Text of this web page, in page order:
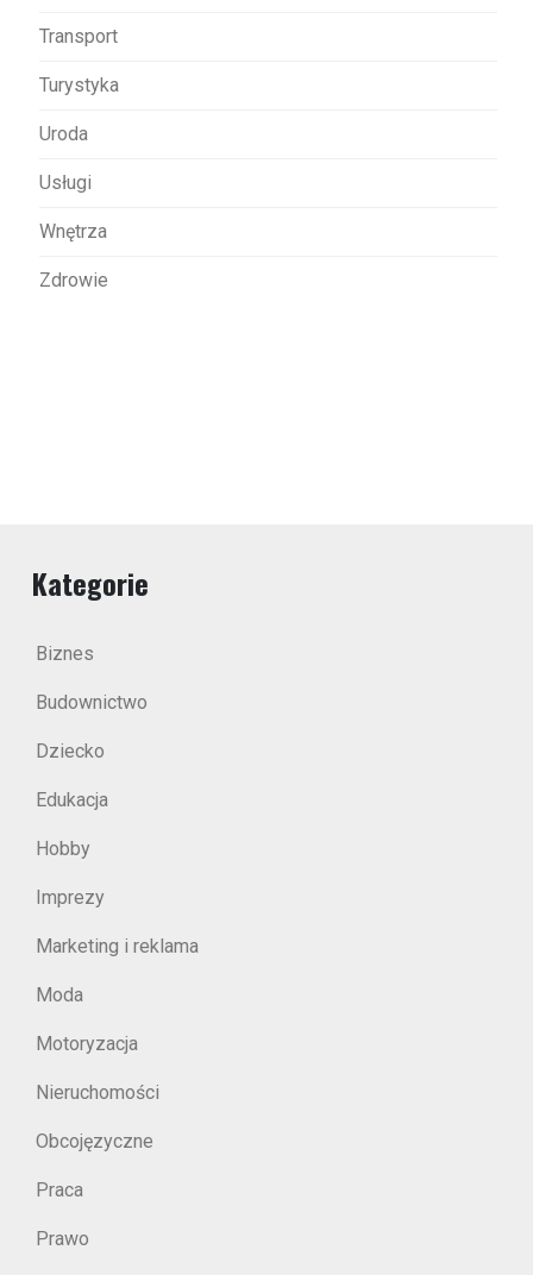
Transport
Turystyka
Uroda
Usługi
Wnętrza
Zdrowie
Kategorie
Biznes
Budownictwo
Dziecko
Edukacja
Hobby
Imprezy
Marketing i reklama
Moda
Motoryzacja
Nieruchomości
Obcojęzyczne
Praca
Prawo